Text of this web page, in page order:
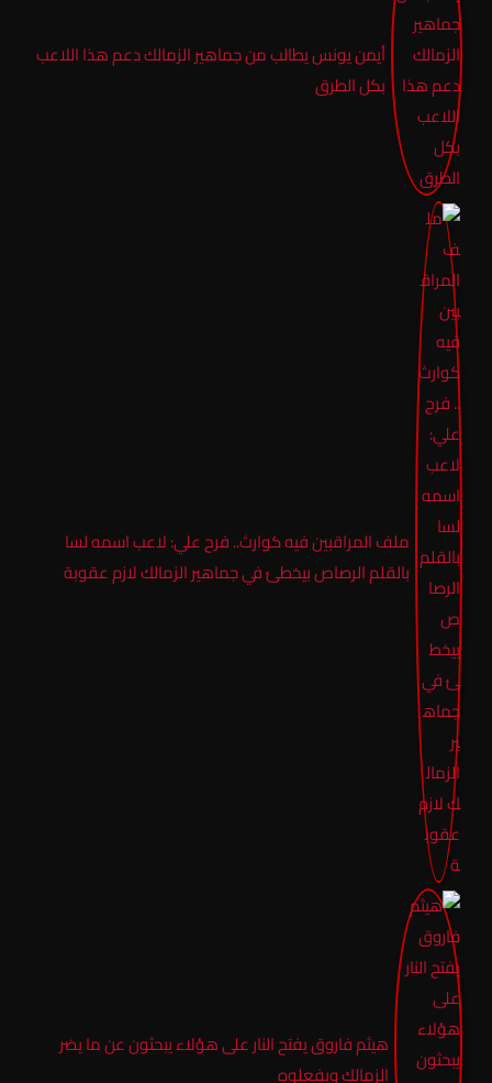
أيمن يونس يطالب من جماهير الزمالك دعم هذا اللاعب
بكل الطرق
ملف المراقبين فيه كوارث.. فرح علي: لاعب اسمه لسا
بالقلم الرصاص بيخطئ في جماهير الزمالك لازم عقوبة
هيثم فاروق يفتح النار على هؤلاء يبحثون عن ما يضر
الزمالك ويفعلوه